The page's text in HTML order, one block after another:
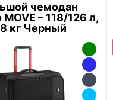
чемодан
– 118/126 л,
кг Черный